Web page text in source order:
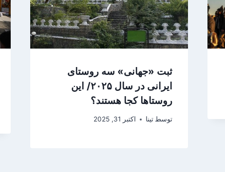
ثبت «جهانی» سه روستای
ایرانی در سال ۲۰۲۵/ این
روستاها کجا هستند؟
توسط تینا اکتبر 31, 2025